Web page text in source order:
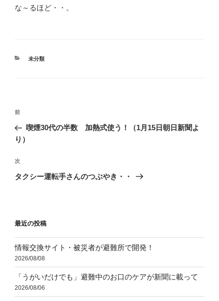
な～るほど・・。
カ
未分類
投
ナ
ゲ
ー
前
の
投
前
喫煙30代の半数 加熱式使う！（1月15日朝日新聞よ
り）
次
の
次
タクシー運転手さんのつぶやき・・
最近の投稿
情報交換サイト・被災者が避難所で開発！
2026/08/08
「うがいだけでも」避難中のお口のケアが新聞に載って
2026/08/06